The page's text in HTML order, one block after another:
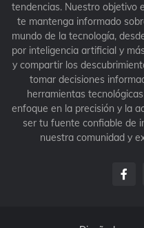
tendencias. Nuestro objetivo
te mantenga informado
mundo de la tecnología,
por inteligencia artificial y
y compartir los
tomar decisiones
herramientas
enfoque en la precisión y la
ser tu fuente confiable de
nuestra comunidad y